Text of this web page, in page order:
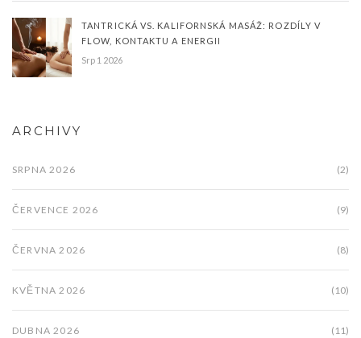
TANTRICKÁ VS. KALIFORNSKÁ MASÁŽ: ROZDÍLY V
FLOW, KONTAKTU A ENERGII
Srp 1 2026
ARCHIVY
SRPNA 2026 (2)
ČERVENCE 2026 (9)
ČERVNA 2026 (8)
KVĚTNA 2026 (10)
DUBNA 2026 (11)